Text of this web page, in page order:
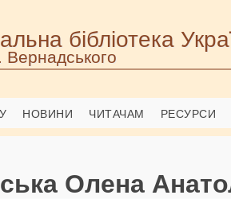
бібліотека
Вернадського
НОВИНИ ЧИТАЧАМ РЕСУРСИ
Олена